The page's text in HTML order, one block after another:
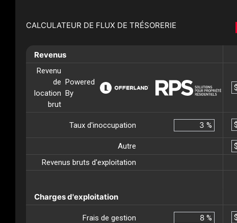
CALCULATEUR DE FLUX DE TRÉSORERIE
Revenus
Revenu
de
location
brut
Powered
By
$
Taux d'inoccupation % $
Autre
$
Revenus bruts d'exploitation
Charges d'exploitation
Frais de gestion % $